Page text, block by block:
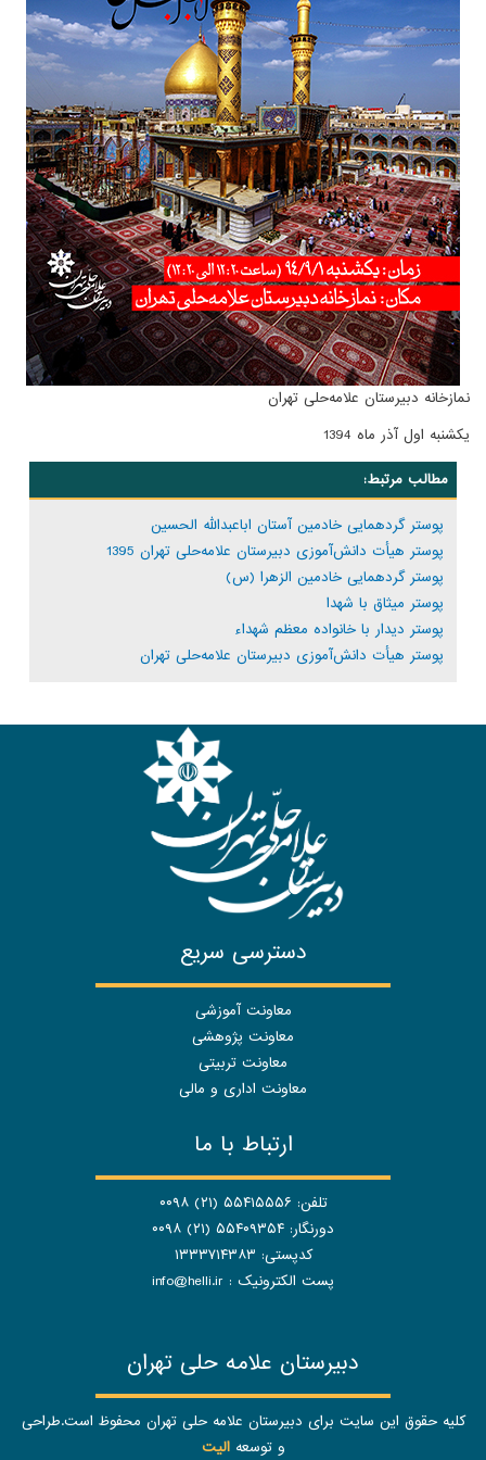
نمازخانه دبیرستان علامه‌حلی تهران
یکشنبه اول آذر ماه 1394
مطالب مرتبط:
پوستر گردهمایی خادمین آستان اباعبدالله الحسین
پوستر هیأت دانش‌آموزی دبیرستان علامه‌حلی تهران 1395
پوستر گردهمایی خادمین الزهرا (س)
پوستر میثاق با شهدا
پوستر دیدار با خانواده معظم شهداء
پوستر هیأت دانش‌آموزی دبیرستان علامه‌حلی تهران
دسترسی سریع
معاونت آموزشی
معاونت پژوهشی
معاونت تربیتی
معاونت اداری و مالی
ارتباط با ما
تلفن: ۵۵۴۱۵۵۵۶ (۲۱) ۰۰۹۸
دورنگار: ۵۵۴۰۹۳۵۴ (۲۱) ۰۰۹۸
کدپستی: ۱۳۳۳۷۱۴۳۸۳
پست الکترونیک : info@helli.ir
دبیرستان علامه حلی تهران
کلیه حقوق این سایت برای دبیرستان علامه حلی تهران محفوظ است.طراحی
و توسعهالیت